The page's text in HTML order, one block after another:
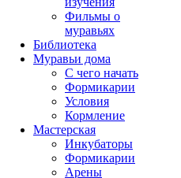
Фильмы о
муравьях
Библиотека
Муравьи дома
С чего начать
Формикарии
Условия
Кормление
Мастерская
Инкубаторы
Формикарии
Арены